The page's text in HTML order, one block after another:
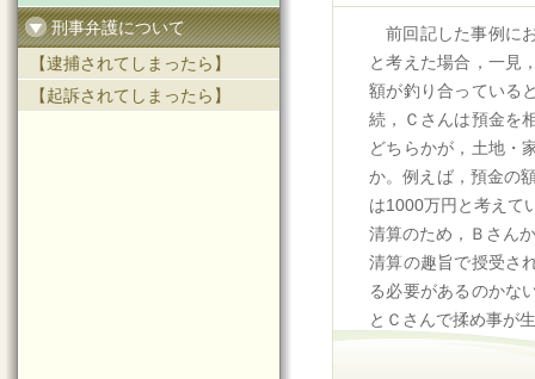
前回記した事例に
と考えた場合，一見
額が釣り合っている
続，Ｃさんは預金を
どちらかが，土地・
か。例えば，預金の
は1000万円と考えて
清算のため，Ｂさん
清算の趣旨で授受さ
る必要があるのかな
とＣさんで揉め事が
刑事弁護について
【逮捕されてしまったら】
【起訴されてしまったら】